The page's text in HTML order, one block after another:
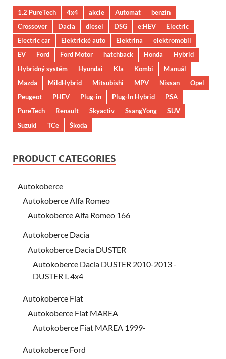
1.2 PureTech 4x4 akcie Automat
benzín
Crossover
Dacia diesel DSG e:HEV
Electric
Electric car
Elektrické auto Elektrina
elektromobil
EV
Ford Ford Motor hatchback Honda
Hybrid
Hybridný systém
Hyundai KIa Kombi
Manuál
Mazda
MildHybrid Mitsubishi MPV Nissan
Opel
Peugeot
PHEV Plug-in Plug-In Hybrid
PSA
PureTech
Renault Skyactiv SsangYong
SUV
Suzuki
TCe Škoda
PRODUCT CATEGORIES
Autokoberce
Autokoberce Alfa Romeo
Autokoberce Alfa Romeo 166
Autokoberce Dacia
Autokoberce Dacia DUSTER
Autokoberce Dacia DUSTER 2010-2013 -
DUSTER I. 4x4
Autokoberce Fiat
Autokoberce Fiat MAREA
Autokoberce Fiat MAREA 1999-
Autokoberce Ford